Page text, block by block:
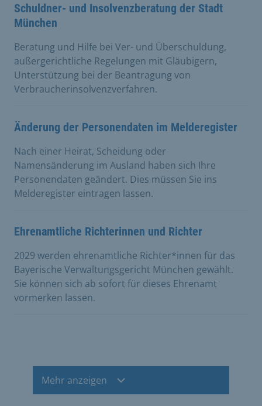
Schuldner- und Insolvenzberatung der Stadt
München
Beratung und Hilfe bei Ver- und Überschuldung,
außergerichtliche Regelungen mit Gläubigern,
Unterstützung bei der Beantragung von
Verbraucherinsolvenzverfahren.
Änderung der Personendaten im Melderegister
Nach einer Heirat, Scheidung oder
Namensänderung im Ausland haben sich Ihre
Personendaten geändert. Dies müssen Sie ins
Melderegister eintragen lassen.
Ehrenamtliche Richterinnen und Richter
2029 werden ehrenamtliche Richter*innen für das
Bayerische Verwaltungsgericht München gewählt.
Sie können sich ab sofort für dieses Ehrenamt
vormerken lassen.
Mehr anzeigen